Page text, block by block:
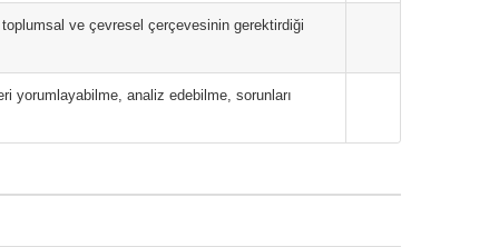
toplumsal ve çevresel çerçevesinin gerektirdiği
yorumlayabilme, analiz edebilme, sorunları